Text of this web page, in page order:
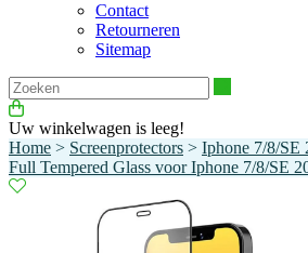
Contact
Retourneren
Sitemap
Uw winkelwagen is leeg!
Home > Screenprotectors > Iphone 7/8/SE
Full Tempered Glass voor Iphone 7/8/SE